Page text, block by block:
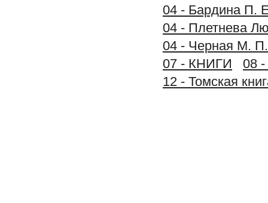
04 - Бардина П.
04 - Плетнева
04 - Черная М.
07 - КНИГИ
08
12 - Томская